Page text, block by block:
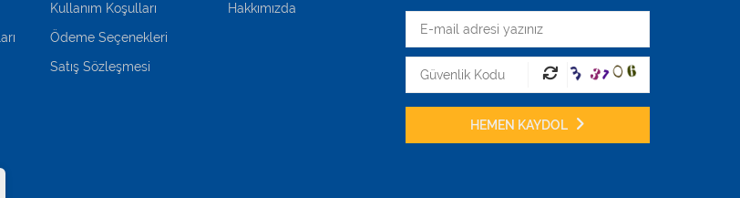
HEMEN KAYDOL
Kullanım Koşulları
Ödeme Seçenekleri
Satış Sözleşmesi
Hakkımızda